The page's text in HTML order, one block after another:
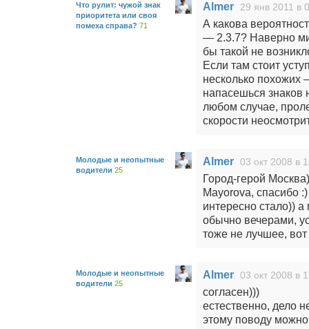
Что рулит: чужой знак
приоритета или своя
помеха справа? 71
Almer 29 янв 2011 в
А какова
— 2.3.7? Наверно
бы такой не
Если там стоит
несколько похожих
напасешься знаков
любом случае,
скорости
Молодые и неопытные
водители 25
Almer 03 окт 2008 в
Город-герой
Mayorova, спасибо
интересно стало))
обычно вечерами,
тоже не лучшее,
Молодые и неопытные
водители 25
Almer 03 окт 2008 в
согласен)))
естественно, дело
этому поводу